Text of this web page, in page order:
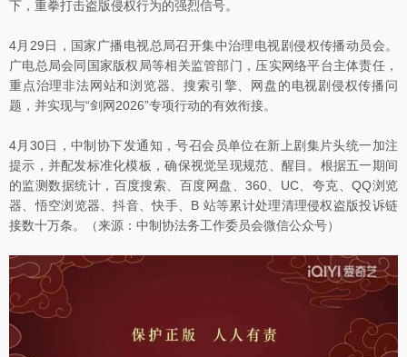
下，重拳打击盗版侵权行为的强烈信号。
4月29日，国家广播电视总局召开集中治理电视剧侵权传播动员会。
广电总局会同国家版权局等相关监管部门，压实网络平台主体责任，
重点治理非法网站和浏览器、搜索引擎、网盘的电视剧侵权传播问
题，并实现与“剑网2026”专项行动的有效衔接。
4月30日，中制协下发通知，号召会员单位在新上剧集片头统一加注
提示，并配发标准化模板，确保视觉呈现规范、醒目。根据五一期间
的监测数据统计，百度搜索、百度网盘、360、UC、夸克、QQ浏览
器、悟空浏览器、抖音、快手、B 站等累计处理清理侵权盗版投诉链
接数十万条。（来源：中制协法务工作委员会微信公众号）